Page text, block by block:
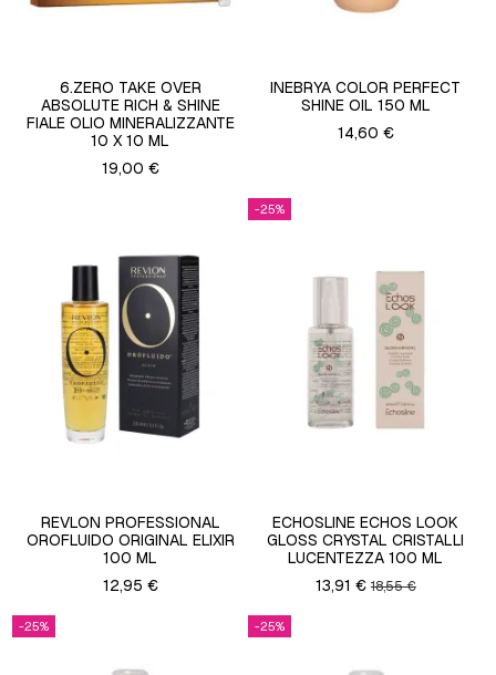
6.ZERO TAKE OVER
ABSOLUTE RICH & SHINE
FIALE OLIO MINERALIZZANTE
10 X 10 ML
19,00 €
INEBRYA COLOR PERFECT
SHINE OIL 150 ML
14,60 €
REVLON PROFESSIONAL
OROFLUIDO ORIGINAL ELIXIR
100 ML
12,95 €
-25%
ECHOSLINE ECHOS LOOK
GLOSS CRYSTAL CRISTALLI
LUCENTEZZA 100 ML
13,91 €18,55 €
-25% -25%